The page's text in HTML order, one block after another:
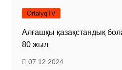
OrtalyqTV
Алғашқы қазақстандық
80 жыл
07.12.2024